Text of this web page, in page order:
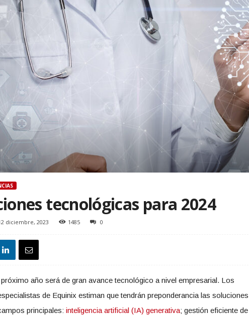
tecnológicas para 2024
diciembre, 2023 1485 0
año será de gran avance tecnológico a nivel empresarial. Los
de Equinix estiman que tendrán preponderancia las
principales:inteligencia artificial (IA) generativa; gestión eficiente